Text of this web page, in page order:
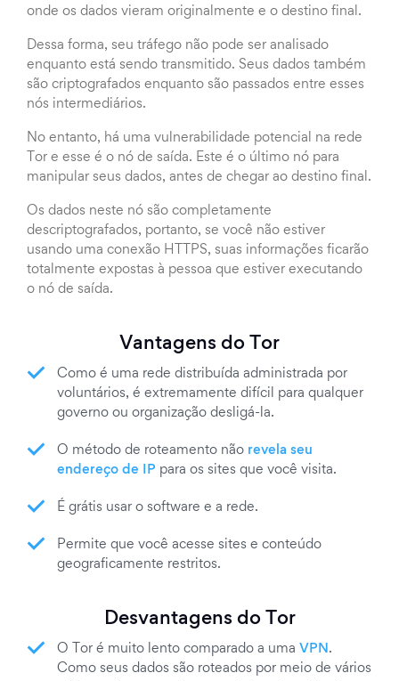
onde os dados vieram originalmente e o destino final.
Dessa forma, seu tráfego não pode ser analisado
enquanto está sendo transmitido. Seus dados também
são criptografados enquanto são passados entre esses
nós intermediários.
No entanto, há uma vulnerabilidade potencial na rede
Tor e esse é o nó de saída. Este é o último nó para
manipular seus dados, antes de chegar ao destino final.
Os dados neste nó são completamente
descriptografados, portanto, se você não estiver
usando uma conexão HTTPS, suas informações ficarão
totalmente expostas à pessoa que estiver executando
o nó de saída.
Vantagens do Tor
Como é uma rede distribuída administrada por
voluntários, é extremamente difícil para qualquer
governo ou organização desligá-la.
O método de roteamento não revela seu
endereço de IP para os sites que você visita.
É grátis usar o software e a rede.
Permite que você acesse sites e conteúdo
geograficamente restritos.
Desvantagens do Tor
O Tor é muito lento comparado a uma VPN .
Como seus dados são roteados por meio de vários